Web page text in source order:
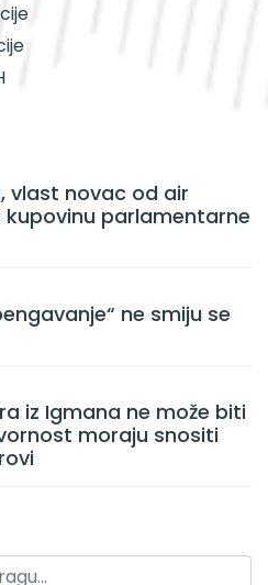
vlast novac od air
parlamentarne
ne smiju se
iz Igmana ne može biti
moraju snositi